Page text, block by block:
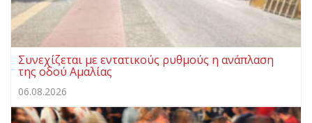
Συνεχίζεται με εντατικούς ρυθμούς η ανάπλαση
της οδού Αμαλίας
06.08.2026